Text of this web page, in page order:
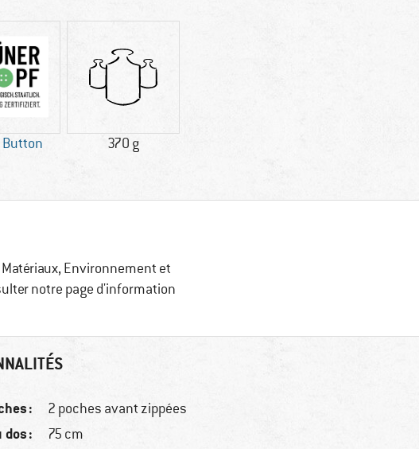
Button 370 g
Environnement et
notre page d'information
: 2 poches avant zippées
dos : 75 cm